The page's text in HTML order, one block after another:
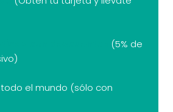
(5% de
el mundo (sólo con